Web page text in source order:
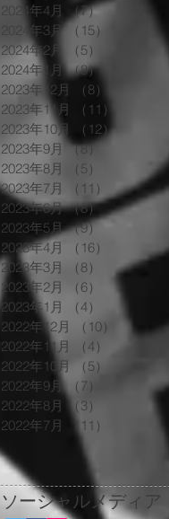
2024年4月
（7）7件の記事
2024年3月
（15）
2024年2月
（5）
2024年1月 （8）
2023年12月
（8）
2023年11月
（11）
2023年10月
（12）
2023年9月 （8）
2023年8月
（5）
5件の記事
2023年7月
（11）
11件の記
2023年6月 （8）8件の記事
2023年5月 （9）
2023年4月
（16）
16件の記
2023年3月
（8）
8件の記事
2023年2月
（6）
6件の記事
2023年1月
（4）
2022年12月
（10）
10件の
2022年11月
（4）
2022年10月
（5）
2022年9月
（7）
7件の記事
2022年8月
（3）
2022年7月
（11）
ソーシャルメディア